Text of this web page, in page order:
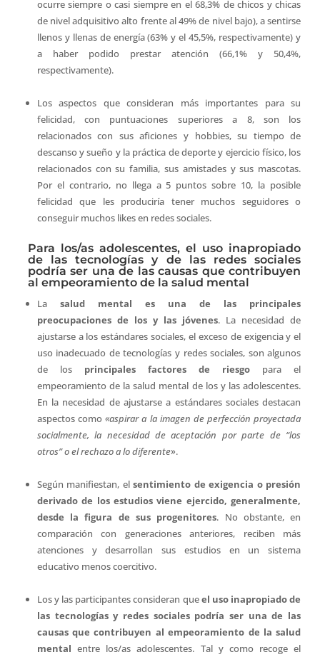
ocurre siempre o casi siempre en el 68,3% de chicos y chicas
de nivel adquisitivo alto frente al 49% de nivel bajo), a sentirse
llenos y llenas de energía (63% y el 45,5%, respectivamente) y
a haber podido prestar atención (66,1% y 50,4%,
respectivamente).
Los aspectos que consideran más importantes para su
felicidad, con puntuaciones superiores a 8, son los
relacionados con sus aficiones y hobbies, su tiempo de
descanso y sueño y la práctica de deporte y ejercicio físico, los
relacionados con su familia, sus amistades y sus mascotas.
Por el contrario, no llega a 5 puntos sobre 10, la posible
felicidad que les produciría tener muchos seguidores o
conseguir muchos likes en redes sociales.
Para los/as adolescentes, el uso inapropiado
de las tecnologías y de las redes sociales
podría ser una de las causas que contribuyen
al empeoramiento de la salud mental
La salud mental es una de las principales
preocupaciones de los y las jóvenes. La necesidad de
ajustarse a los estándares sociales, el exceso de exigencia y el
uso inadecuado de tecnologías y redes sociales, son algunos
de los principales factores de riesgo para el
empeoramiento de la salud mental de los y las adolescentes.
En la necesidad de ajustarse a estándares sociales destacan
aspectos como«aspirar a la imagen de perfección proyectada
socialmente, la necesidad de aceptación por parte de “los
otros” o el rechazo a lo diferente».
Según manifiestan, elsentimiento de exigencia o presión
derivado de los estudios viene ejercido, generalmente,
desde la figura de sus progenitores. No obstante, en
comparación con generaciones anteriores, reciben más
atenciones y desarrollan sus estudios en un sistema
educativo menos coercitivo.
Los y las participantes consideran queel uso inapropiado de
las tecnologías y redes sociales podría ser una de las
causas que contribuyen al empeoramiento de la salud
mental entre los/as adolescentes. Tal y como recoge el